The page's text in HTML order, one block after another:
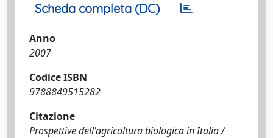
Scheda completa (DC)
Anno
2007
Codice ISBN
9788849515282
Citazione
Prospettive dell'agricoltura biologica in Italia /